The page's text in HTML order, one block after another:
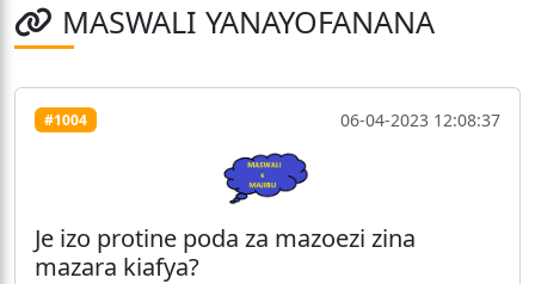
MASWALI YANAYOFANANA
#1004 06-04-2023 12:08:37
Je izo protine poda za mazoezi zina
mazara kiafya?